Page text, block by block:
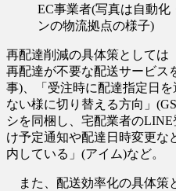
EC事業者(写真は自動
ンの物流拠点の様子)
再配達削減の具体策としては
再配達が不要な配送サービス
事)、「受注時に配達指定日
ない様に切り替える方向」
シを同梱し、宅配業者の
け予定通知や配達日時変更な
内している」(アイム)など。
また、配送効率化の具体策